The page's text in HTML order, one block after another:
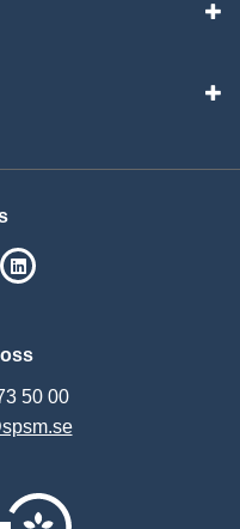
Facebook
på Instagram
50 00